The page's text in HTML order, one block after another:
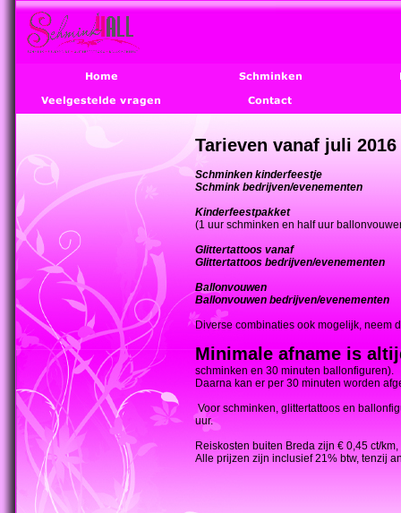
Tarieven vanaf juli 2016
Schminken kinderfeestje€
Schmink bedrijven/evenementen€
(1 uur schminken en half uur
Glittertattoos vanaf€ 45,00
Glittertattoos bedrijven/evenementen€
Ballonvouwen
Ballonvouwen bedrijven/evenementen
Diverse combinaties ook mogelijk, neem
Minimale afname is
schminken en 30 minuten ballonfiguren).
Daarna kan er per 30 minuten worden
Voor schminken, glittertattoos en
uur.
Reiskosten buiten Breda zijn € 0,45 ct/
Alle prijzen zijn inclusief 21% btw, tenzij